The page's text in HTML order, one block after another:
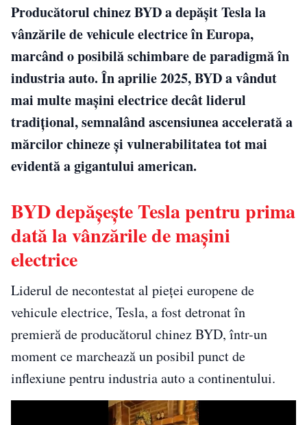
Producătorul chinez BYD a depășit Tesla la
vânzările de vehicule electrice în Europa,
marcând o posibilă schimbare de paradigmă în
industria auto. În aprilie 2025, BYD a vândut
mai multe mașini electrice decât liderul
tradițional, semnalând ascensiunea accelerată a
mărcilor chineze și vulnerabilitatea tot mai
evidentă a gigantului american.
BYD depășește Tesla pentru prima
dată la vânzările de mașini
electrice
Liderul de necontestat al pieței europene de
vehicule electrice, Tesla, a fost detronat în
premieră de producătorul chinez BYD, într-un
moment ce marchează un posibil punct de
inflexiune pentru industria auto a continentului.